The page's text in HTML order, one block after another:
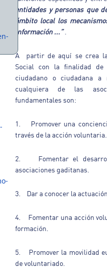
entidades y personas que
ámbito local los
información ...”
A partir de aquí se crea la
Social con la finalidad
ciudadano o ciudadana a
cualquiera de las
fundamentales son:
1. Promover una
través de la acción voluntaria.
2. Fomentar el
asociaciones gaditanas.
3. Dar a conocer la
4. Fomentar una acción
formación.
5. Promover la movilidad
de voluntariado.